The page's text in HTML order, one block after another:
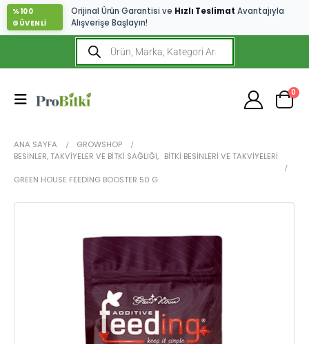
%100
GÜVENLİ
Orijinal Ürün Garantisi ve Hızlı Teslimat Avantajıyla
Alışverişe Başlayın!
0
ANA SAYFA
GROWSHOP
BESINLER, TAKVIYELER VE BITKI SAĞLIĞI, BITKI BESINLERI VE TAKVIYELERI
GREEN HOUSE FEEDING BOOSTER 50 G